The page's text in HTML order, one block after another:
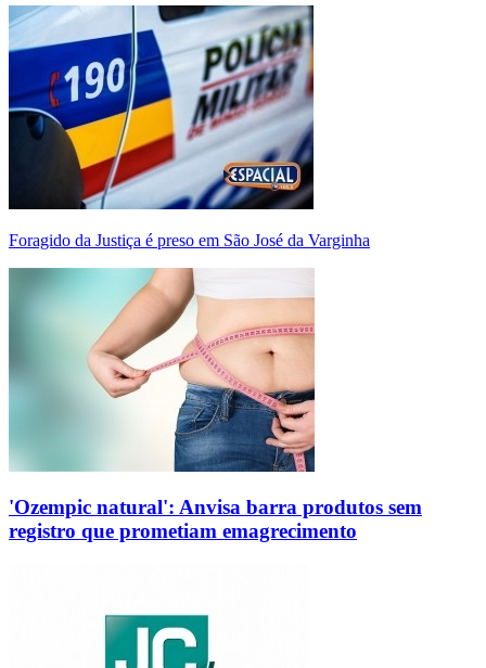
Foragido da Justiça é preso em São José da Varginha
'Ozempic natural': Anvisa barra produtos sem
registro que prometiam emagrecimento